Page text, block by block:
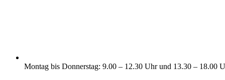
Montag bis Donnerstag: 9.00 – 12.30 Uhr und 13.30 – 18.00